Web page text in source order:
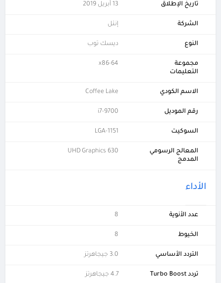
تاريخ الإطلاق 13 أبريل 2019
الشركة إنتل
النوع ديسك توب
مجموعة
التعليمات
x86-64
الاسم الكودي Coffee Lake
رقم الموديل i7-9700
السوكيت LGA-1151
المعالج الرسومي
المدمج
UHD Graphics 630
الأداء
عدد الأنوية 8
الخيوط 8
التردد الأساسي 3.0 جيجاهرتز
تردد Turbo Boost 4.7 جيجاهرتز